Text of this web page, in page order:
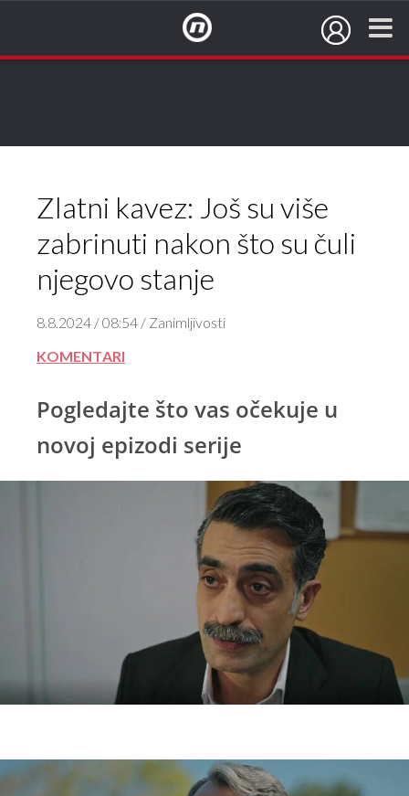
Zlatni kavez: Još su više
zabrinuti nakon što su čuli
njegovo stanje
8.8.2024 / 08:54 / Zanimljivosti
KOMENTARI
Pogledajte što vas očekuje u
novoj epizodi serije